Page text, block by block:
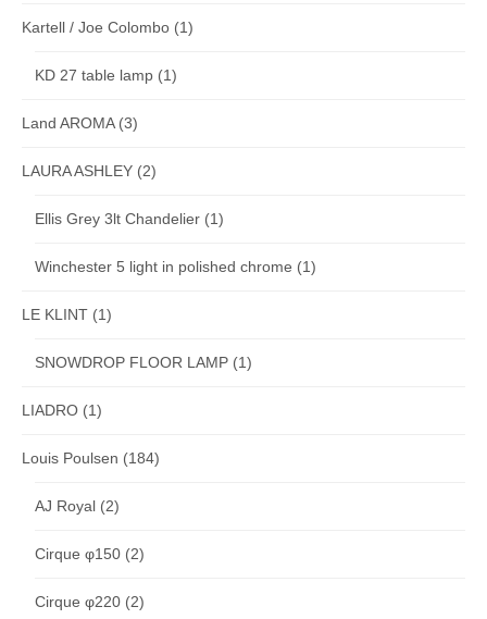
Kartell / Joe Colombo (1)
KD 27 table lamp (1)
Land AROMA(3)
LAURA ASHLEY (2)
Ellis Grey 3lt Chandelier (1)
Winchester 5 light in polished chrome (1)
LE KLINT (1)
SNOWDROP FLOOR LAMP (1)
LIADRO (1)
Louis Poulsen (184)
AJ Royal (2)
Cirque φ150 (2)
Cirque φ220 (2)